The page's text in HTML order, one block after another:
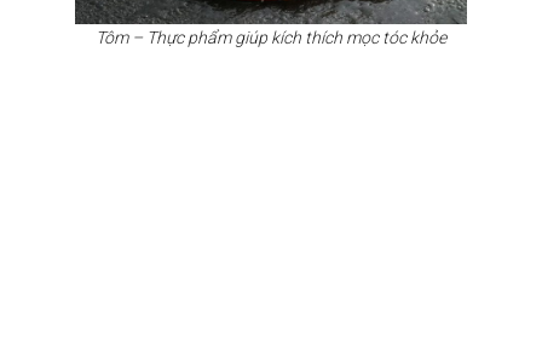
Tôm – Thực phẩm giúp kích thích mọc tóc khỏe